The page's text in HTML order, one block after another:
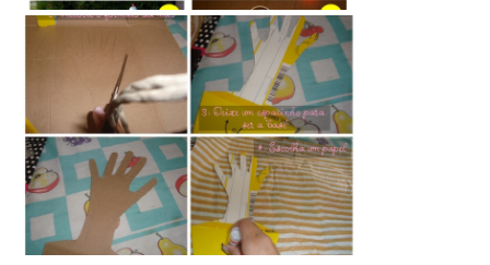
Passo a passo: Cabides para sapatos